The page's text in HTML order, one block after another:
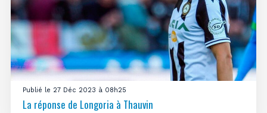
Publié le 27 Déc 2023 à 08h25
La réponse de Longoria à Thauvin